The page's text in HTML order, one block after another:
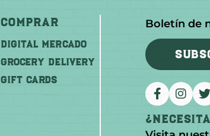
Comprar
DIGITAL MERCADO
Grocery Delivery
GIFT CARDS
Boletín de